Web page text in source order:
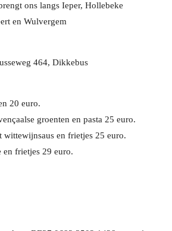
ons langs Ieper, Hollebeke
en Wulvergem
464, Dikkebus
20 euro.
groenten en pasta 25 euro.
wittewijnsaus en frietjes 25 euro.
en frietjes 29 euro.